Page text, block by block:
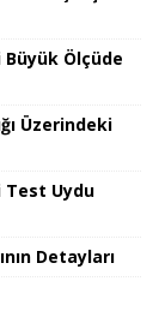
Ölçüde
Üzerindeki
Test Uydu
Detayları